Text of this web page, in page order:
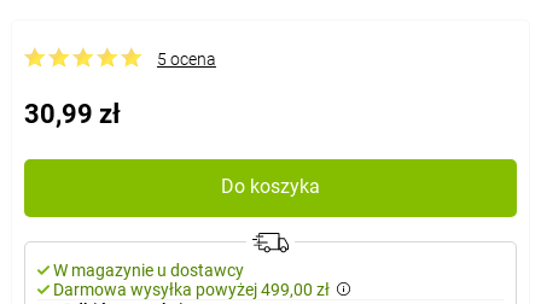
5 ocena
30,99 zł
Do koszyka
W magazynie u dostawcy
Darmowa wysyłka powyżej 499,00 zł